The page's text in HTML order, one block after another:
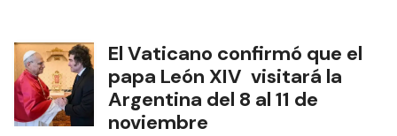
El Vaticano confirmó que el
papa León XIV visitará la
Argentina del 8 al 11 de
noviembre